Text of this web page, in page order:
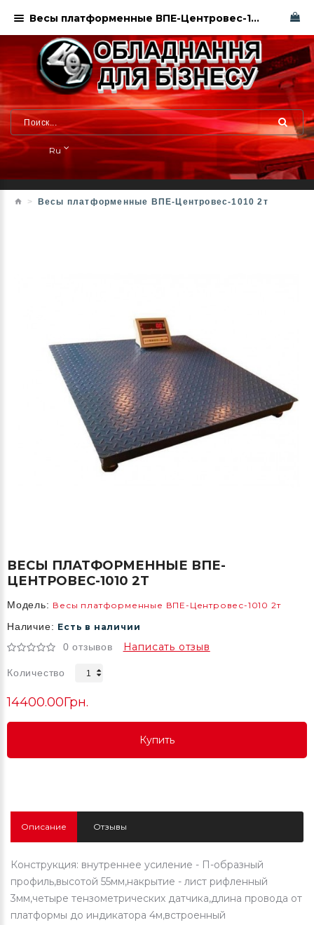
Ru
Весы платформенные ВПЕ-Центровес-1010 2т
ВЕСЫ ПЛАТФОРМЕННЫЕ ВПЕ-
ЦЕНТРОВЕС-1010 2Т
Модель: Весы платформенные ВПЕ-Центровес-1010 2т
Наличие: Есть в наличии
0 отзывов Написать отзыв
Количество
14400.00Грн.
Купить
Купить
Описание Отзывы
Конструкция: внутреннее усиление - П-образный
профиль,высотой 55мм,накрытие - лист рифленный
3мм,четыре тензометрических датчика,длина провода от
платформы до индикатора 4м,встроенный
Весы платформенные ВПЕ-Центровес-1010 2т